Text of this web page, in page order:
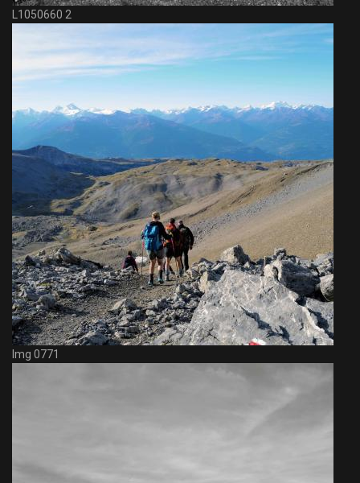
L1050660 2
Img 0771